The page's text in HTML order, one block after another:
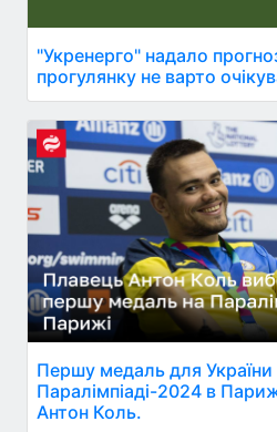
"Укренерго" надало
прогулянку не варто
Першу медаль для України
Паралімпіаді-2024 в
Антон Коль.